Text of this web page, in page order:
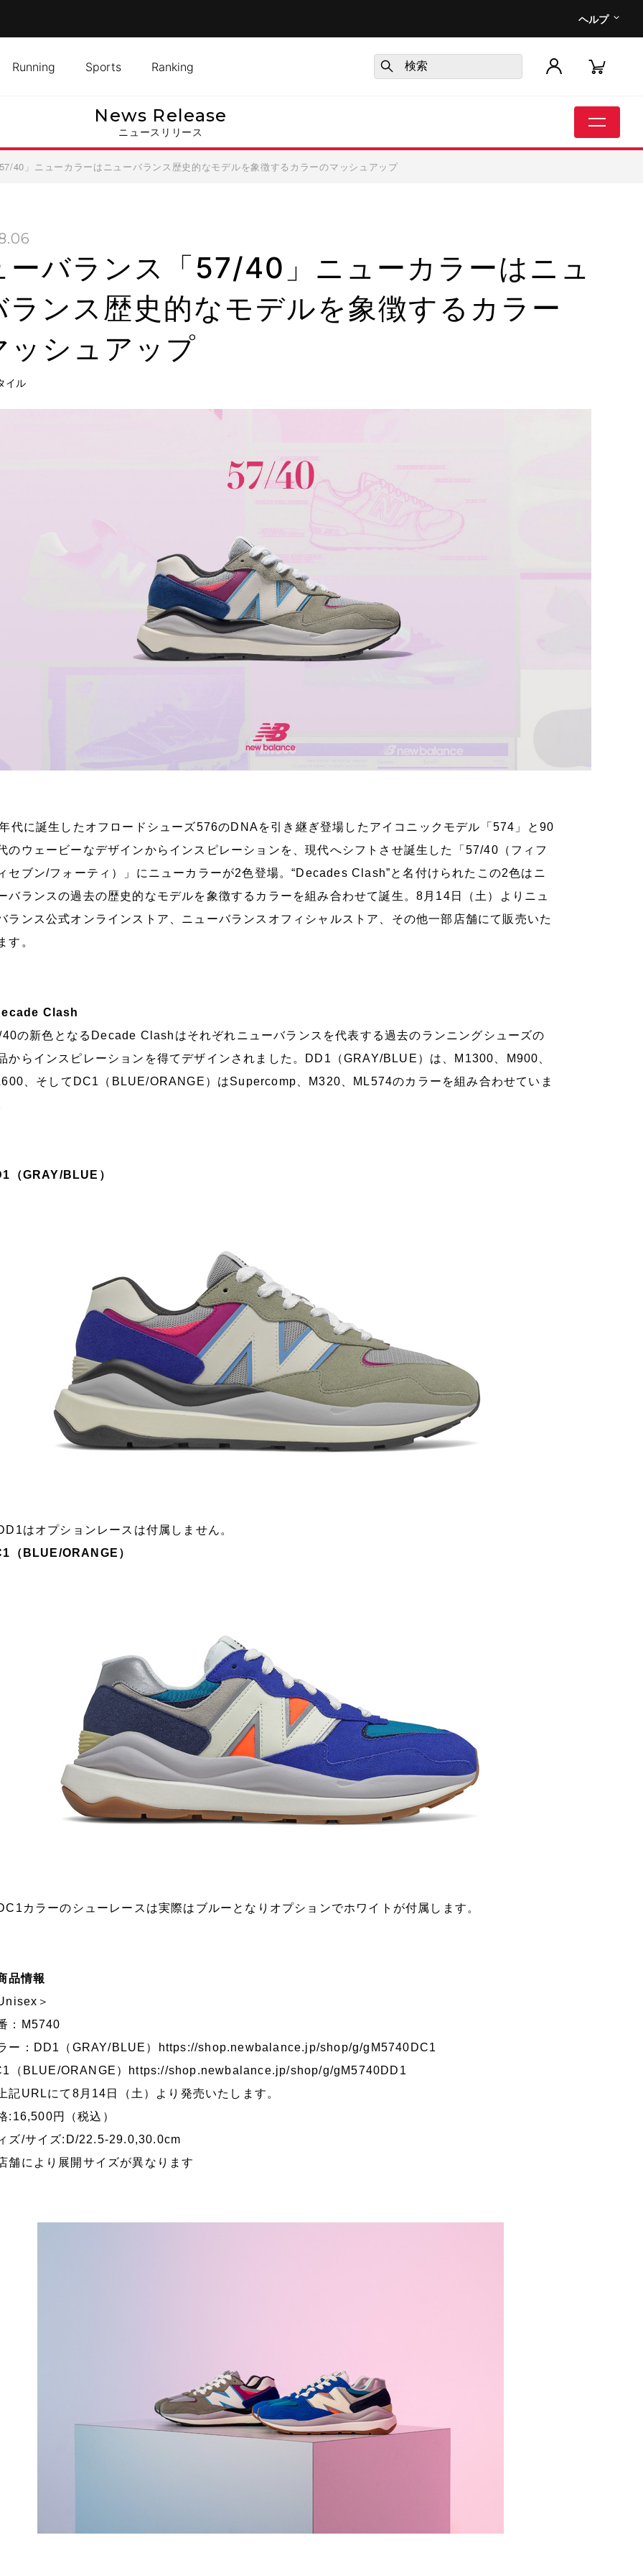
ヘルプ
Running Sports Ranking
News Release
ニュースリリース
40」ニューカラーはニューバランス歴史的なモデルを象徴するカラーのマッシュアップ
ーバランス「57/40」ニューカラーはニュ
ランス歴史的なモデルを象徴するカラー
ッシュアップ
イル
代に誕生したオフロードシューズ576のDNAを引き継ぎ登場したアイコニックモデル「574」と90
のウェービーなデザインからインスピレーションを、現代へシフトさせ誕生した「57/40（フィフ
セブン/フォーティ）」にニューカラーが2色登場。“Decades Clash”と名付けられたこの2色はニ
バランスの過去の歴史的なモデルを象徴するカラーを組み合わせて誕生。8月14日（土）よりニュ
ランス公式オンラインストア、ニューバランスオフィシャルストア、その他一部店舗にて販売いた
す。
Clash
の新色となるDecade Clashはそれぞれニューバランスを代表する過去のランニングシューズの
からインスピレーションを得てデザインされました。DD1（GRAY/BLUE）は、M1300、M900、
、そしてDC1（BLUE/ORANGE）はSupercomp、M320、ML574のカラーを組み合わせていま
（GRAY/BLUE）
はオプションレースは付属しません。
（BLUE/ORANGE）
カラーのシューレースは実際はブルーとなりオプションでホワイトが付属します。
品情報
＞
：M5740
ー：DD1（GRAY/BLUE）
https://shop.newbalance.jp/shop/g/gM5740DC1
（BLUE/ORANGE）
https://shop.newbalance.jp/shop/g/gM5740DD1
記URLにて8月14日（土）より発売いたします。
:16,500円（税込）
ズ/サイズ:D/22.5-29.0,30.0cm
舗により展開サイズが異なります